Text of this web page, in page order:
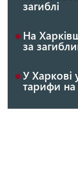
загиблі
На
за
У Харкові
тарифи на